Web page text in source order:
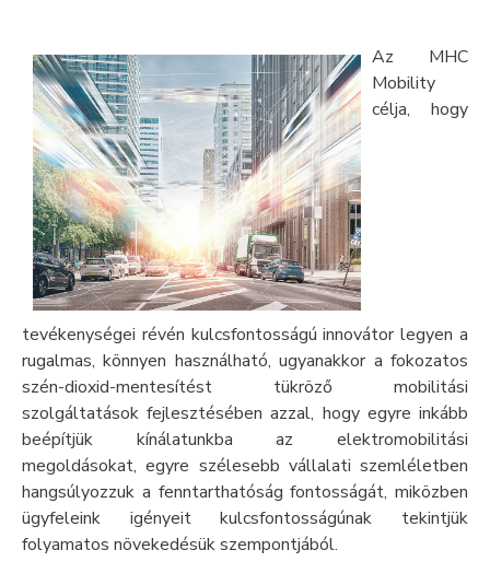
Az MHC
Mobility
célja, hogy
tevékenységei révén kulcsfontosságú innovátor legyen a
rugalmas, könnyen használható, ugyanakkor a fokozatos
szén-dioxid-mentesítést tükröző mobilitási
szolgáltatások fejlesztésében azzal, hogy egyre inkább
beépítjük kínálatunkba az elektromobilitási
megoldásokat, egyre szélesebb vállalati szemléletben
hangsúlyozzuk a fenntarthatóság fontosságát, miközben
ügyfeleink igényeit kulcsfontosságúnak tekintjük
folyamatos növekedésük szempontjából.